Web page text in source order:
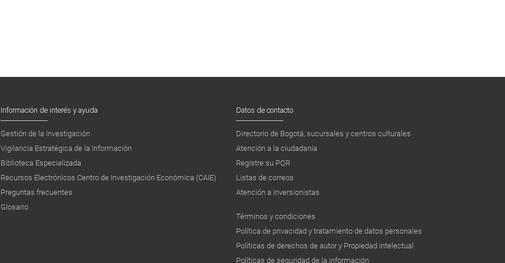
Información de interés y ayuda
Gestión de la Investigación
Vigilancia Estratégica de la Información
Biblioteca Especializada
Recursos Electrónicos Centro de Investigación Económica (CAIE)
Preguntas frecuentes
Glosario
Datos de contacto
Directorio de Bogotá, sucursales y centros culturales
Atención a la ciudadanía
Registre su PQR
Listas de correos
Atención a inversionistas
Términos y condiciones
Política de privacidad y tratamiento de datos personales
Políticas de derechos de autor y Propiedad intelectual
Políticas de seguridad de la información